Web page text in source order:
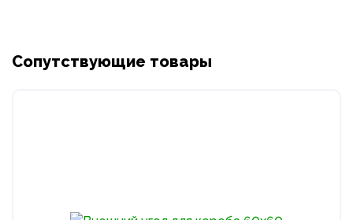
Сопутствующие товары